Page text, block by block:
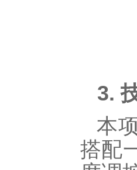
3.
本
搭配